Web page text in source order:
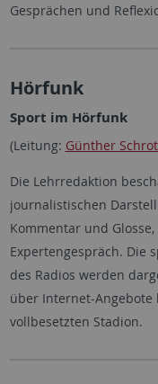
Gesprächen und
Hörfunk
Sport im Hörfunk
(Leitung: Günther
Die Lehrredaktion
journalistischen
Kommentar und
Expertengespräch. Die
des Radios werden
über Internet-
vollbesetzten Stadion.